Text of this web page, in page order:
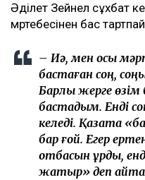
Әділет Зейнел сұхбат
мәртебесінен бас
– Иә, мен осы
бастаған соң,
Барлық жерге
бастадым. Енді
келеді. Қазақта
бар ғой. Егер
отбасын құрды,
жатыр» деп